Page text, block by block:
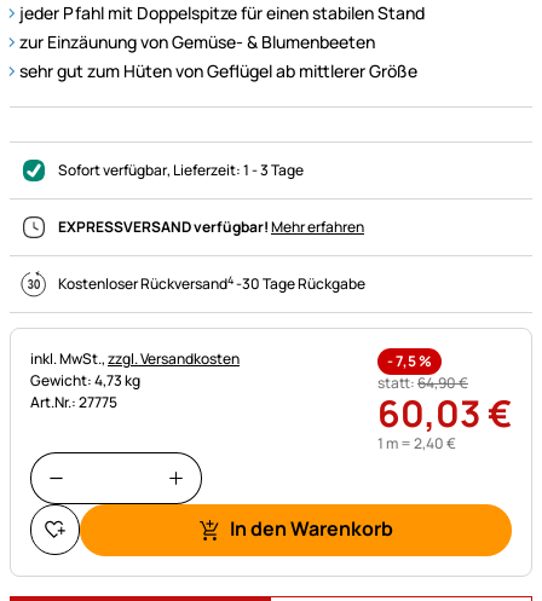
jeder Pfahl mit Doppelspitze für einen stabilen Stand
zur Einzäunung von Gemüse- & Blumenbeeten
sehr gut zum Hüten von Geflügel ab mittlerer Größe
Sofort verfügbar, Lieferzeit:1 - 3 Tage
EXPRESSVERSAND verfügbar!Mehr erfahren
Kostenloser Rückversand4-30 Tage Rückgabe
Steuerhinweis:
inkl. MwSt.,zzgl. Versandkosten
Gewicht: 4,73 kg
Art.Nr.: 27775
-7,5%
statt:64,90€
60,03€
1 m =2,40€
In den Warenkorb